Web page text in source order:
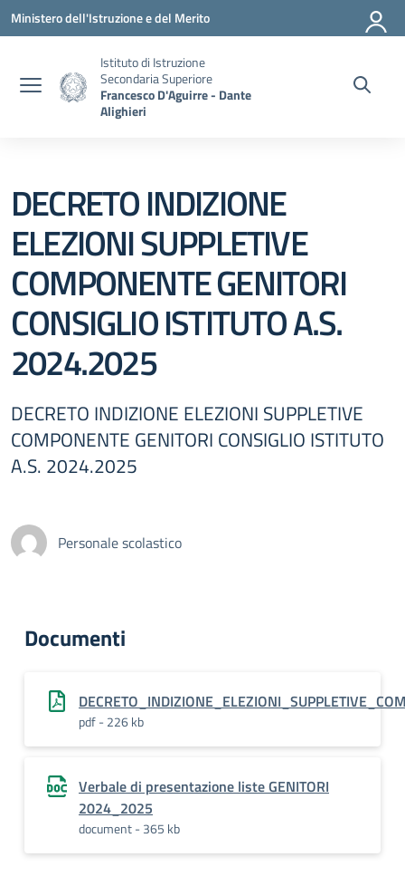
Vai ai contenuti
Vai al menu di navigazione
Vai al footer
Ministero dell'Istruzione e del Merito
Istituto di Istruzione
Secondaria Superiore
Francesco D'Aguirre - Dante
Alighieri
DECRETO INDIZIONE
ELEZIONI SUPPLETIVE
COMPONENTE GENITORI
CONSIGLIO ISTITUTO A.S.
2024.2025
DECRETO INDIZIONE ELEZIONI SUPPLETIVE
COMPONENTE GENITORI CONSIGLIO ISTITUTO
A.S. 2024.2025
Personale scolastico
Documenti
pdf - 226 kb
Verbale di presentazione liste GENITORI
2024_2025
document - 365 kb